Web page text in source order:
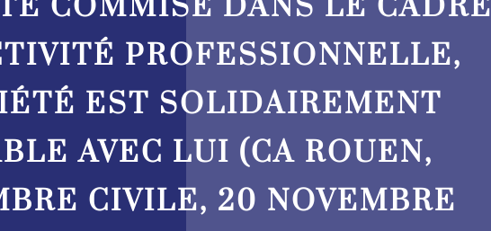
COMMISE DANS LE CADRE
PROFESSIONNELLE,
EST SOLIDAIREMENT
AVEC LUI (CA ROUEN,
CIVILE, 20 NOVEMBRE